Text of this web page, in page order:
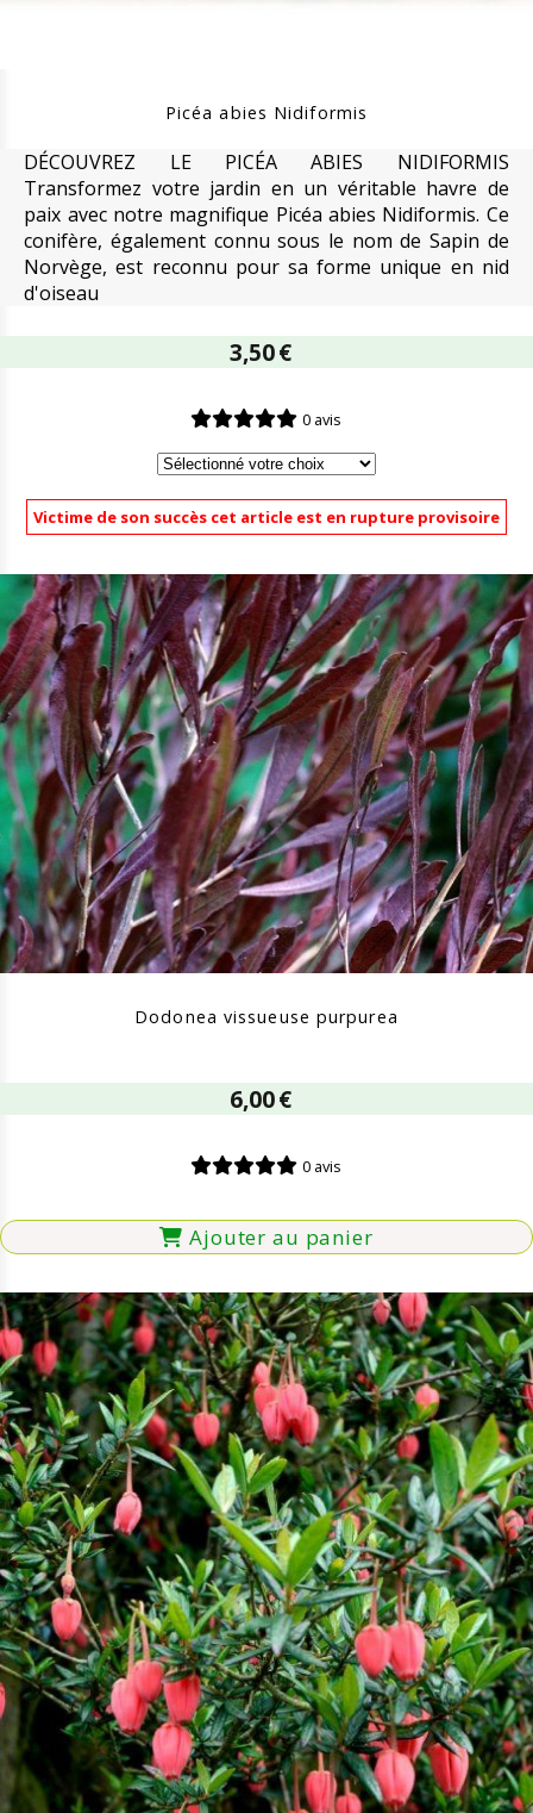
Picéa abies Nidiformis
DÉCOUVREZ LE PICÉA ABIES NIDIFORMIS
Transformez votre jardin en un véritable havre de
paix avec notre magnifique Picéa abies Nidiformis. Ce
conifère, également connu sous le nom de Sapin de
Norvège, est reconnu pour sa forme unique en nid
d'oiseau
3,50€
0 avis
Victime de son succès cet article est en rupture provisoire
Dodonea vissueuse purpurea
6,00€
0 avis
Ajouter au panier